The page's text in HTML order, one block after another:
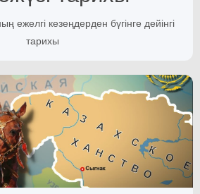
ежелгі кезеңдерден бүгінге дейінгі
тарихы